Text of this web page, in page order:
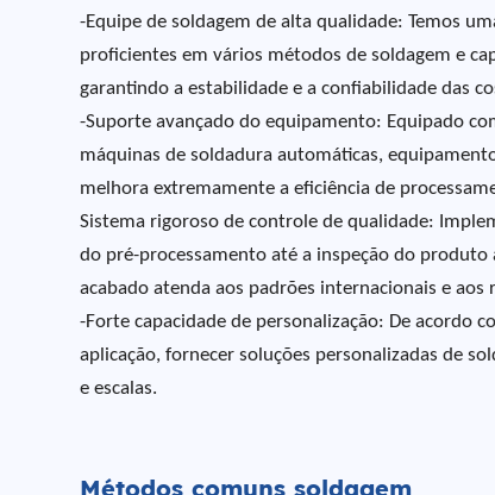
-Equipe de soldagem de alta qualidade: Temos
proficientes em vários métodos de soldagem e
garantindo a estabilidade e a confiabilidade das
-Suporte avançado do equipamento: Equipado
máquinas de soldadura automáticas,
melhora extremamente a eficiência de
Sistema rigoroso de controle de qualidade:
do pré-processamento até a inspeção do
acabado atenda aos padrões internacionais e
-Forte capacidade de personalização: De acordo
aplicação, fornecer soluções personalizadas de
e escalas.
Métodos comuns soldagem